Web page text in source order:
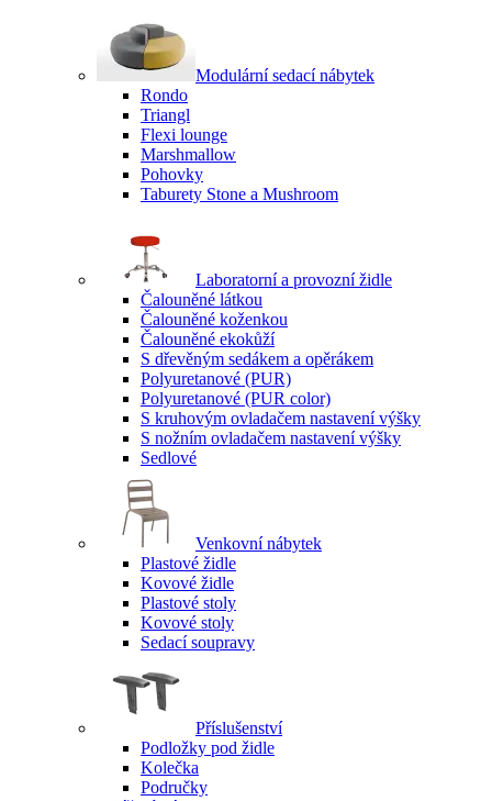
Modulární sedací nábytek
Rondo
Triangl
Flexi lounge
Marshmallow
Pohovky
Taburety Stone a Mushroom
Laboratorní a provozní židle
Čalouněné látkou
Čalouněné koženkou
Čalouněné ekokůží
S dřevěným sedákem a opěrákem
Polyuretanové (PUR)
Polyuretanové (PUR color)
S kruhovým ovladačem nastavení výšky
S nožním ovladačem nastavení výšky
Sedlové
Venkovní nábytek
Plastové židle
Kovové židle
Plastové stoly
Kovové stoly
Sedací soupravy
Příslušenství
Podložky pod židle
Kolečka
Područky